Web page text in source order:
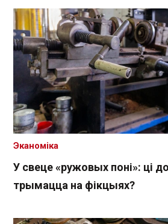
У свеце «ружовых поні»: ці
трымацца на фікцыях?
Эканоміка